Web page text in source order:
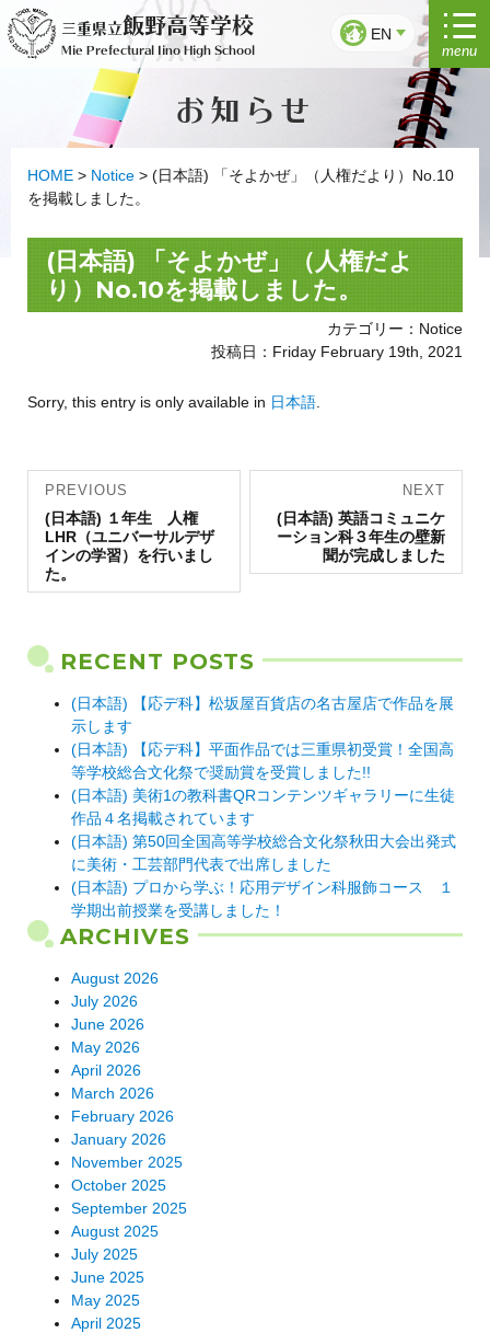
Skip
to
content
三重県立飯野高等学校
Mie Prefectural Iino High School
EN
menu
お知らせ
HOME > Notice > (日本語) 「そよかぜ」（人権だより）No.10
を掲載しました。
(日本語) 「そよかぜ」（人権だよ
り）No.10を掲載しました。
カテゴリー：Notice
投稿日：Friday February 19th, 2021
Sorry, this entry is only available in 日本語
Post
navigation
PREVIOUS
Previous
post:
(日本語) １年生 人権
LHR（ユニバーサルデザ
インの学習）を行いまし
た。
NEXT
Next
post:
(日本語) 英語コミュニケ
ーション科３年生の壁新
聞が完成しました
RECENT POSTS
(日本語) 【応デ科】松坂屋百貨店の名古屋店で作品を展
示します
(日本語) 【応デ科】平面作品では三重県初受賞！全国高
等学校総合文化祭で奨励賞を受賞しました!!
(日本語) 美術1の教科書QRコンテンツギャラリーに生徒
作品４名掲載されています
(日本語) 第50回全国高等学校総合文化祭秋田大会出発式
に美術・工芸部門代表で出席しました
(日本語) プロから学ぶ！応用デザイン科服飾コース １
学期出前授業を受講しました！
ARCHIVES
August 2026
July 2026
June 2026
May 2026
April 2026
March 2026
February 2026
January 2026
November 2025
October 2025
September 2025
August 2025
July 2025
June 2025
May 2025
April 2025